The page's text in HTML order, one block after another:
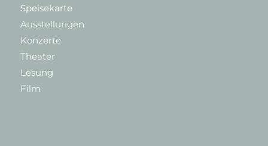
Speisekarte
Ausstellungen
Konzerte
Theater
Lesung
Film